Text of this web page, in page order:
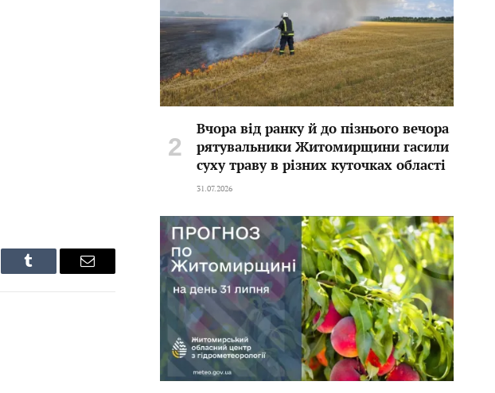
Tumblr Email
Вчора від ранку й до пізнього вечора
рятувальники Житомирщини гасили
суху траву в різних куточках області
31.07.2026